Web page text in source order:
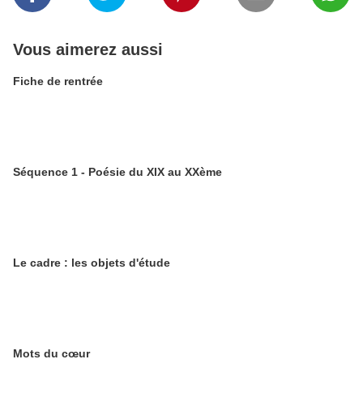
Vous aimerez aussi
Fiche de rentrée
Séquence 1 - Poésie du XIX au XXème
Le cadre : les objets d'étude
Mots du cœur